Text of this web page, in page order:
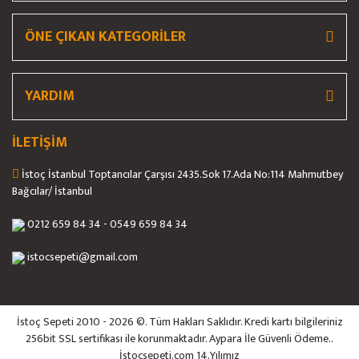
ÖNE ÇIKAN KATEGORİLER
YARDIM
İLETİŞİM
İstoç İstanbul Toptancılar Çarşısı 2435.Sok 17.Ada No:114 Mahmutbey
Bağcılar/ İstanbul
0212 659 84 34 - 0549 659 84 34
istocsepeti@gmail.com
İstoç Sepeti 2010 - 2026 ©. Tüm Hakları Saklıdır. Kredi kartı bilgileriniz
256bit SSL sertifikası ile korunmaktadır. Aypara İle Güvenli Ödeme..